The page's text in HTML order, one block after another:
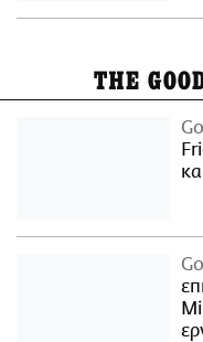
THE